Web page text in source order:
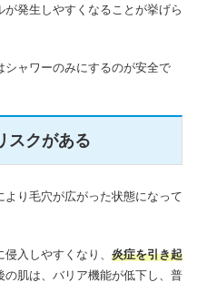
発生しやすくなることが挙げら
シャワーのみにするのが安全で
クがある
り毛穴が広がった状態になって
入しやすくなり、 炎症を引き起
の肌は、バリア機能が低下し、普